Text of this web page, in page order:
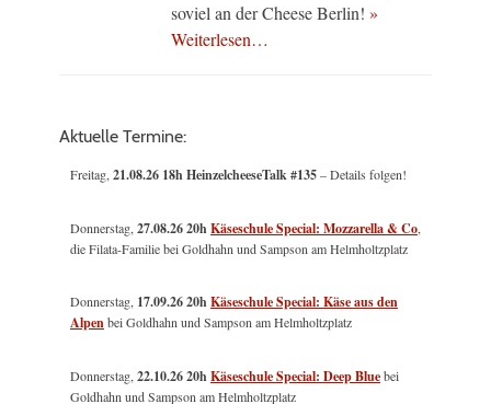
soviel an der Cheese Berlin! »
Weiterlesen…
Aktuelle Termine:
Freitag,21.08.26 18h HeinzelcheeseTalk #135– Details folgen!
Donnerstag,27.08.26 20hKäseschule Special: Mozzarella & Co,
die Filata-Familie bei Goldhahn und Sampson am Helmholtzplatz
Donnerstag, 17.09.26 20hKäseschule Special: Käse aus den
Alpenbei Goldhahn und Sampson am Helmholtzplatz
Donnerstag,22.10.26 20hKäseschule Special: Deep Bluebei
Goldhahn und Sampson am Helmholtzplatz